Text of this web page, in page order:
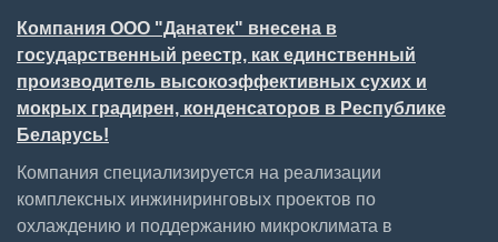
Компания ООО "Данатек" внесена в
государственный реестр, как единственный
производитель высокоэффективных сухих и
мокрых градирен, конденсаторов в Республике
Беларусь!
Компания специализируется на реализации
комплексных инжиниринговых проектов по
охлаждению и поддержанию микроклимата в